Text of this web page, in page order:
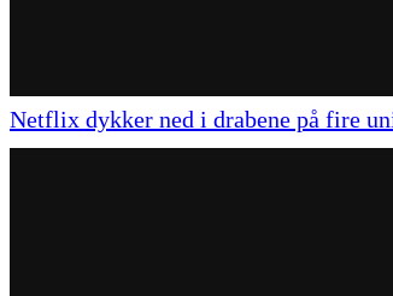
Netflix dykker ned i drabene på fire